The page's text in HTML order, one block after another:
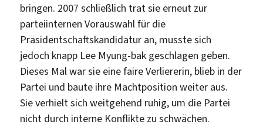
bringen. 2007 schließlich trat sie erneut zur
parteiinternen Vorauswahl für die
Präsidentschaftskandidatur an, musste sich
jedoch knapp Lee Myung-bak geschlagen geben.
Dieses Mal war sie eine faire Verliererin, blieb in der
Partei und baute ihre Machtposition weiter aus.
Sie verhielt sich weitgehend ruhig, um die Partei
nicht durch interne Konflikte zu schwächen.